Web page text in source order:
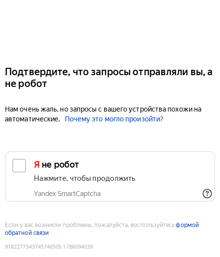
Подтвердите, что запросы отправляли вы, а
не робот
Нам очень жаль, но запросы с вашего устройства похожи на
автоматические.
Почему это могло произойти?
Я не робот
Нажмите, чтобы продолжить
Yandex SmartCaptcha
Если у вас возникли проблемы, пожалуйста, воспользуйтесьформой
обратной связи
9182277543745746505:1786094039